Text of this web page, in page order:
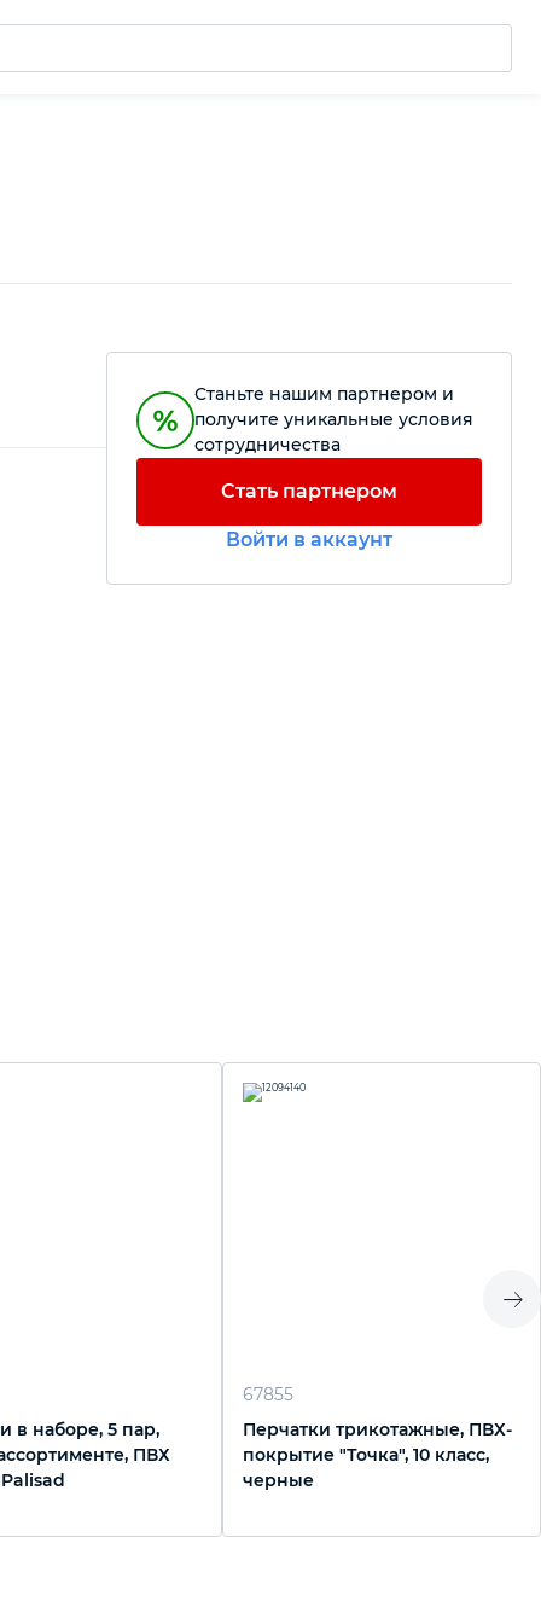
Станьте нашим партнером и
получите уникальные условия
сотрудничества
Стать партнером
Войти в аккаунт
в наборе, 5 пар,
ПВХ
67855
Перчатки трикотажные, ПВХ-
покрытие "Точка", 10 класс,
черные